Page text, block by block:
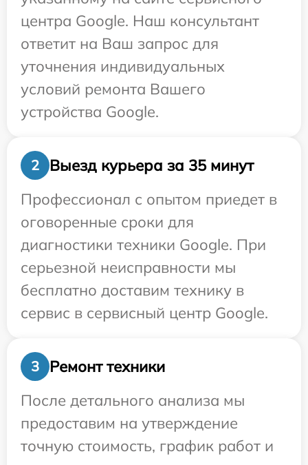
центра Google. Наш консультант
ответит на Ваш запрос для
уточнения индивидуальных
условий ремонта Вашего
устройства Google.
2
Выезд курьера за 35 минут
Профессионал с опытом приедет в
оговоренные сроки для
диагностики техники Google. При
серьезной неисправности мы
бесплатно доставим технику в
сервис в сервисный центр Google.
3
Ремонт техники
После детального анализа мы
предоставим на утверждение
точную стоимость, график работ и